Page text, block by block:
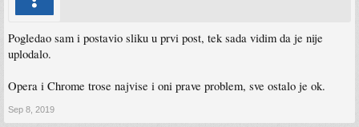
Pogledao sam i postavio sliku u prvi post, tek sada vidim da je nije
uplodalo.
Opera i Chrome trose najvise i oni prave problem, sve ostalo je ok.
Sep 8, 2019